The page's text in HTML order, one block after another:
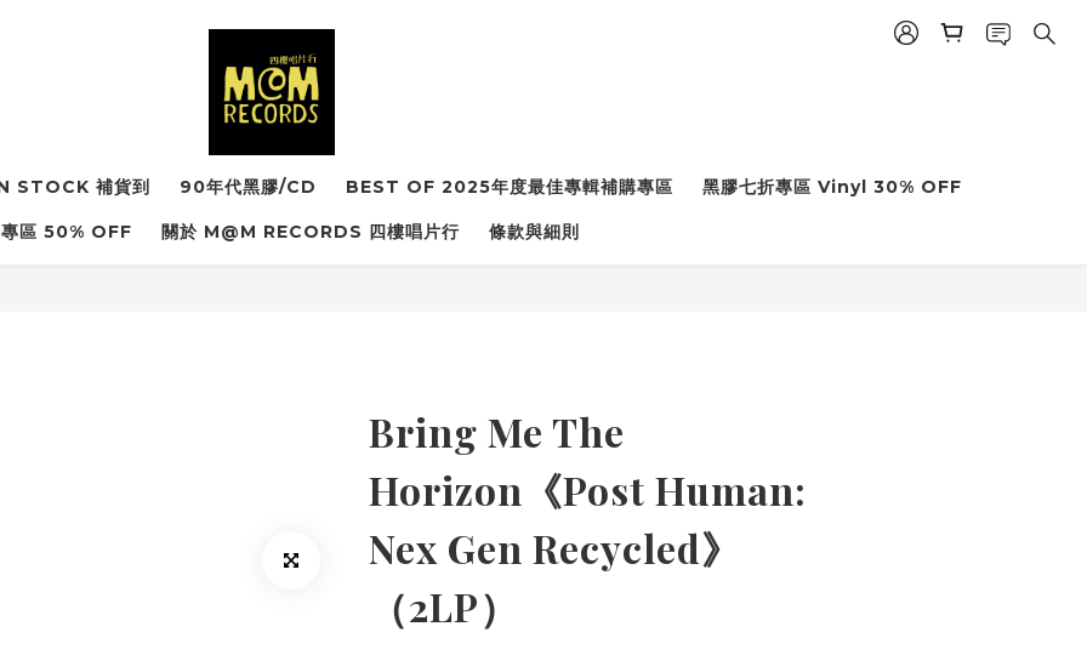
STOCK 補貨到 90年代黑膠/CD BEST OF 2025年度最佳專輯補購專區 黑膠七折專區 Vinyl 30% OFF
區 50% OFF 關於 M@M RECORDS 四樓唱片行 條款與細則
Bring Me The
Horizon《Post Human:
Nex Gen Recycled》
（2LP）